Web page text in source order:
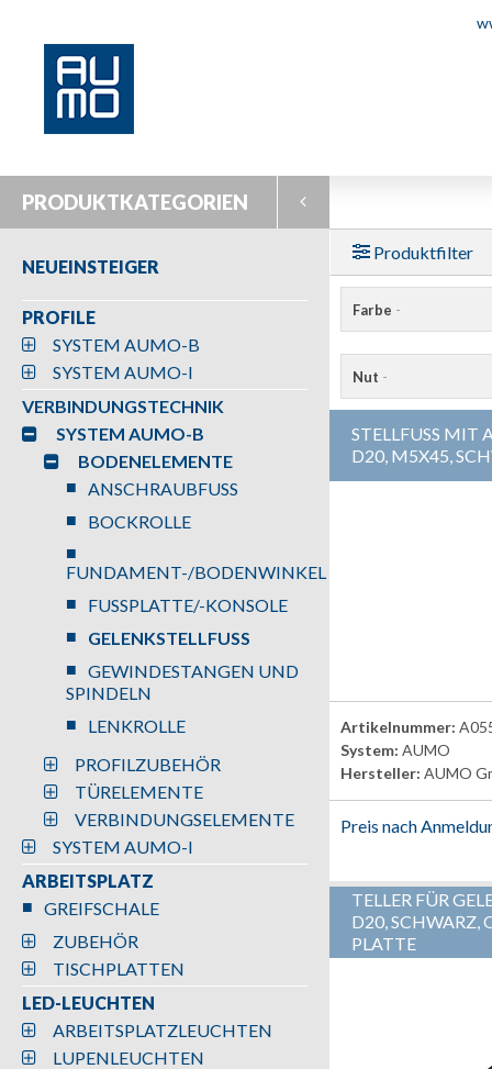
PRODUKTKATEGORIEN
NEUEINSTEIGER
PROFILE
SYSTEM AUMO-B
SYSTEM AUMO-I
VERBINDUNGSTECHNIK
SYSTEM AUMO-B
BODENELEMENTE
ANSCHRAUBFUSS
BOCKROLLE
FUNDAMENT-/BODENWINKEL
FUSSPLATTE/-KONSOLE
GELENKSTELLFUSS
GEWINDESTANGEN UND
SPINDELN
LENKROLLE
PROFILZUBEHÖR
TÜRELEMENTE
VERBINDUNGSELEMENTE
SYSTEM AUMO-I
ARBEITSPLATZ
GREIFSCHALE
ZUBEHÖR
TISCHPLATTEN
LED-LEUCHTEN
ARBEITSPLATZLEUCHTEN
LUPENLEUCHTEN
Produktfilter
Farbe -
Nut -
STELLFUSS MIT
D20, M5X45,
Artikelnummer:
System: AUMO
Hersteller: AUMO
Preis nach
TELLER FÜR
D20, SCHWARZ,
PLATTE